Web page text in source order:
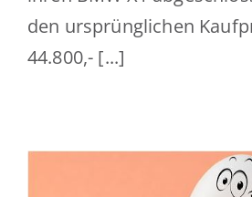
den ursprünglichen
44.800,- [...]